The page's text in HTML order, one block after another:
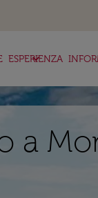
ESPERIENZA
keyboard_arrow_down
a